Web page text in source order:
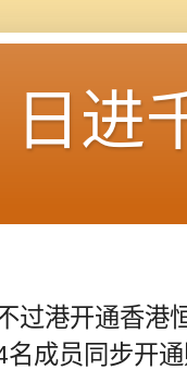
日进
过港开通香港
名成员同步开